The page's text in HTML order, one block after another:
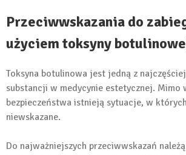
Przeciwwskazania do
użyciem toksyny
Toksyna botulinowa jest jedną z
substancji w medycynie estetycznej. Mimo
bezpieczeństwa istnieją sytuacje, w
niewskazane.
Do najważniejszych przeciwwskazań